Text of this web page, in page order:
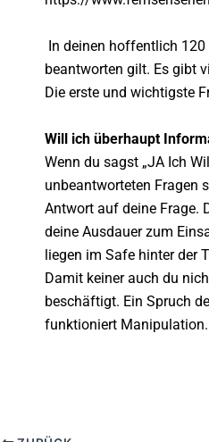
In deinen hoffentlich 120
beantworten gilt. Es gibt
Die erste und wichtigste
Will ich überhaupt
Wenn du sagst „JA Ich
unbeantworteten Fragen
Antwort auf deine Frage.
deine Ausdauer zum
liegen im Safe hinter der
Damit keiner auch du
beschäftigt. Ein Spruch
funktioniert Manipulation.